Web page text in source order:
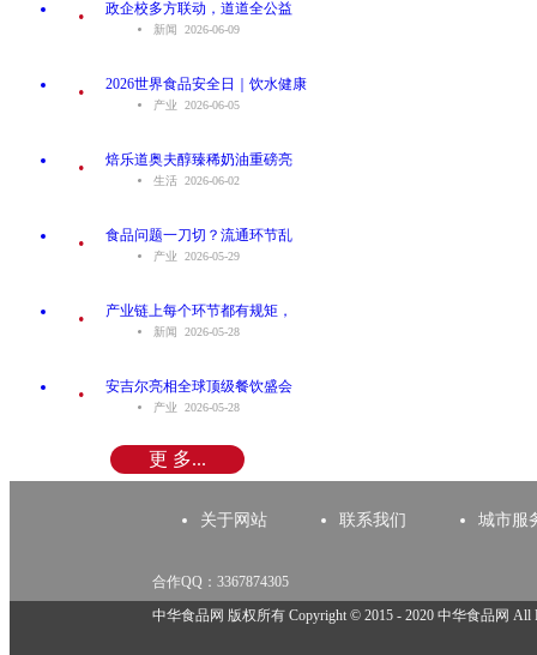
政企校多方联动，道道全公益
新闻 2026-06-09
. 2026世界食品安全日｜饮水健康
产业 2026-06-05
. 焙乐道奥夫醇臻稀奶油重磅亮
生活 2026-06-02
. 食品问题一刀切？流通环节乱
产业 2026-05-29
. 产业链上每个环节都有规矩，
新闻 2026-05-28
. 安吉尔亮相全球顶级餐饮盛会
产业 2026-05-28
更 多...
关于网站 联系我们 城市服
合作QQ：3367874305
举报邮箱：918825737@qq.com
中华食品网 版权所有 Copyright © 2015 - 2020 中华食品网 All